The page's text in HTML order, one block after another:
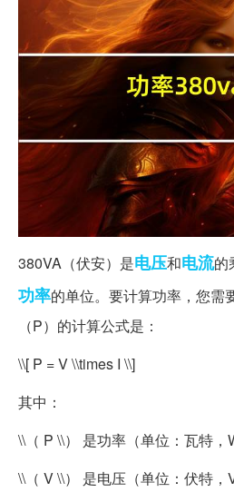
380VA（伏安）是电压和电流的
功率的单位。要计算功率，您需
（P）的计算公式是：
\\[ P = V \\times I \\]
其中：
\\（ P \\） 是功率（单位：瓦特，
\\（ V \\） 是电压（单位：伏特，V